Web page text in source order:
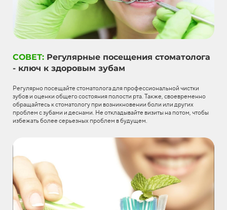
СОВЕТ: Регулярные посещения стоматолога
- ключ к здоровым зубам
Регулярно посещайте стоматолога для профессиональной чистки
зубов и оценки общего состояния полости рта. Также, своевременно
обращайтесь к стоматологу при возникновении боли или других
проблем с зубами и деснами. Не откладывайте визиты на потом, чтобы
избежать более серьезных проблем в будущем.